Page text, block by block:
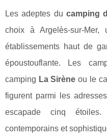
Les adeptes du camping
choix à Argelès-sur-
établissements haut de
époustouflante. Les
camping La Sirène ou le
figurent parmi les
escapade cinq
contemporains et